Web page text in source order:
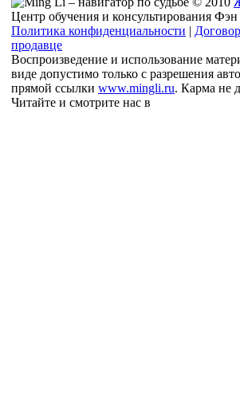
Центр обучения и консультирования
Политика конфиденциальности |
продавце
Воспроизведение и использование
виде допустимо только с разрешения
прямой ссылки www.mingli.ru. Карма не
Читайте и смотрите нас в